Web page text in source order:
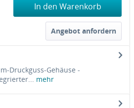
In den Warenkorb
Angebot anfordern
Druckguss-Gehäuse -
mehr